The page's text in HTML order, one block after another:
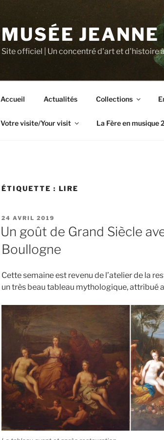
MUSÉE
Site officiel | Un concentré d'art et d'histoire
Accueil Actualités Collections
Votre visite/Your visit La Fère en musique
ÉTIQUETTE : LIRE
PUBLIÉ
LE
24 AVRIL 2019
Un goût de Grand Siècle
Boullogne
Cette semaine est revenu de l’atelier de la
un très beau tableau mythologique, attribué